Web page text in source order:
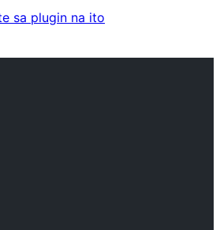
sa plugin na ito